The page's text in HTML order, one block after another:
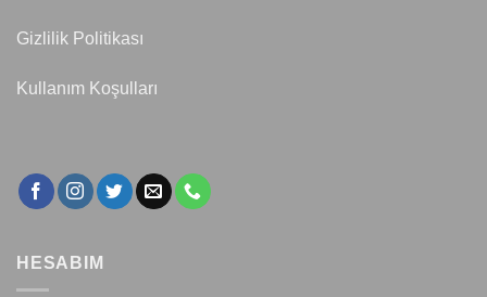
Gizlilik Politikası
Kullanım Koşulları
HESABIM